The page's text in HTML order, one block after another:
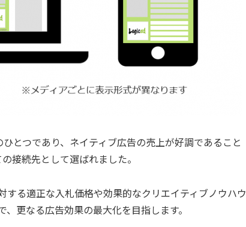
とつであり、ネイティブ広告の売上が好調であること
接続先として選ばれました。
する適正な入札価格や効果的なクリエイティブノウハウ
更なる広告効果の最大化を目指します。